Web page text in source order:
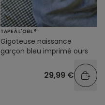
TAPE À L'OEIL ®
Gigoteuse naissance
garçon bleu imprimé ours
29,99 €